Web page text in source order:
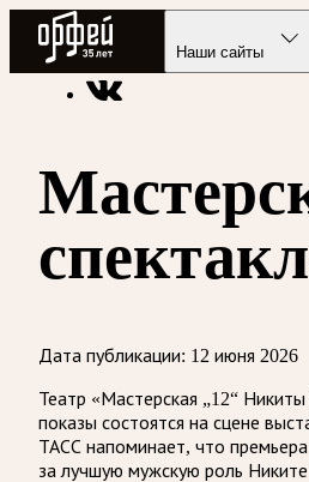
Радио Орфей
Наши сайты
Радио классической музыки
Дата публикации: 12 июня 2026
Театр «Мастерская „12“
показы состоятся на сцене
ТАСС напоминает, что
за лучшую мужскую роль